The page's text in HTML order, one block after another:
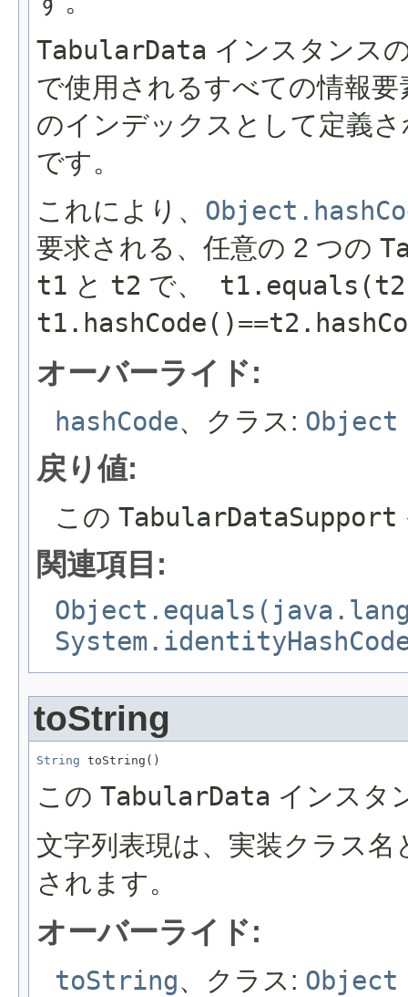
TabularData インスタンス
で使用されるすべての情報要
のインデックスとして定義
です。
これにより、
要求される、任意の 2 つの
t1 と t2 で、
オーバーライド:
hashCode、クラス: Object
戻り値:
この TabularDataSupport
関連項目:
toString
String toString()
この TabularData インスタ
文字列表現は、実装クラス
されます。
オーバーライド:
toString、クラス: Object